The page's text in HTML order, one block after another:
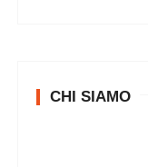
CHI SIAMO